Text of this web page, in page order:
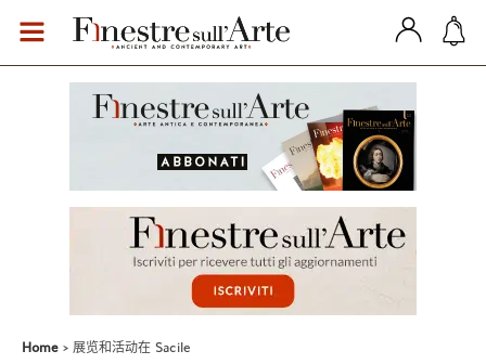
Home 展览和活动在 Sacile